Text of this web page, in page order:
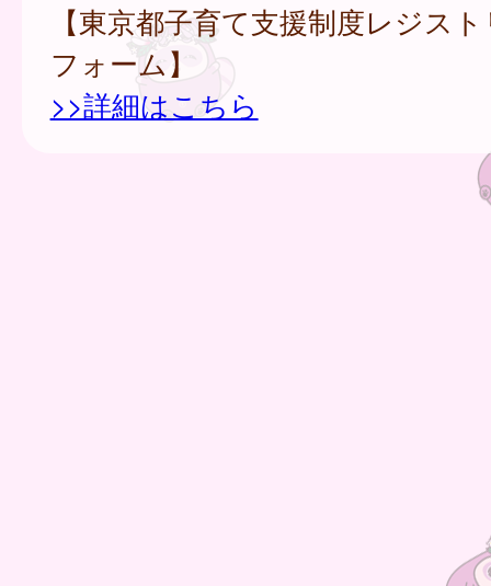
【東京都子育て支援制度レジス
フォーム】
>>詳細はこちら